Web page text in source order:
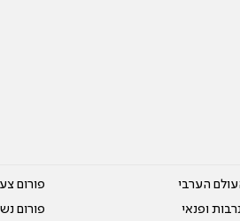
הערבי
ופנאי
פורום
פורום